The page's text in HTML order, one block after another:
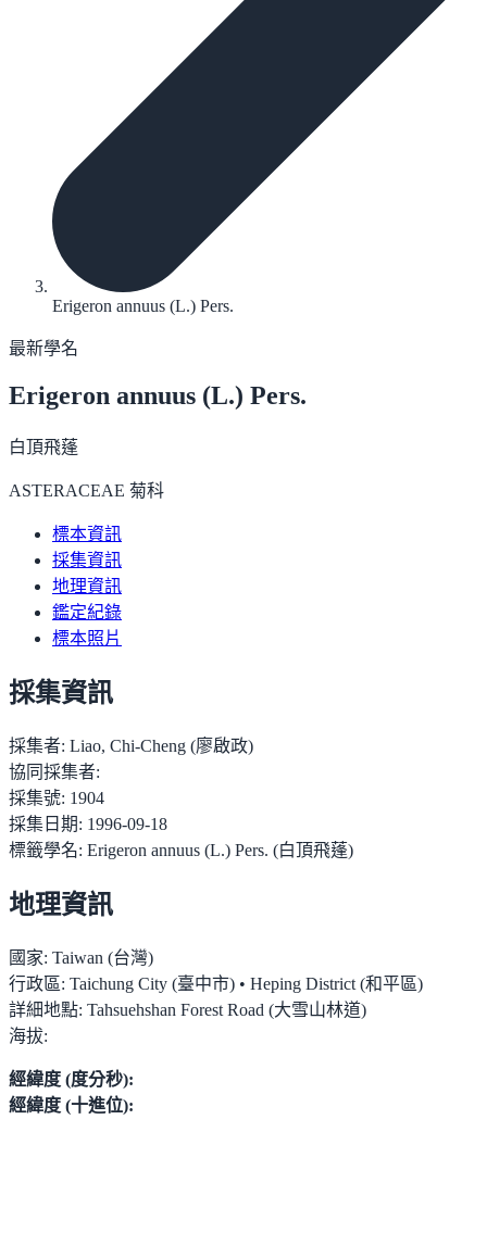
Erigeron annuus (L.) Pers.
最新學名
Erigeron annuus (L.) Pers.
白頂飛蓬
ASTERACEAE 菊科
標本資訊
採集資訊
地理資訊
鑑定紀錄
標本照片
採集資訊
採集者: Liao, Chi-Cheng (廖啟政)
協同採集者:
採集號: 1904
採集日期: 1996-09-18
標籤學名: Erigeron annuus (L.) Pers. (白頂飛蓬)
地理資訊
國家: Taiwan (台灣)
行政區: Taichung City (臺中市) • Heping District (和平區)
詳細地點: Tahsuehshan Forest Road (大雪山林道)
海拔:
經緯度 (度分秒):
經緯度 (十進位):